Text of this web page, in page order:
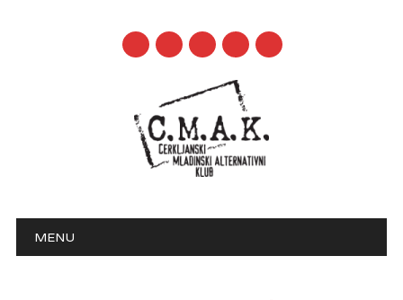
mail
Main menu
MENU